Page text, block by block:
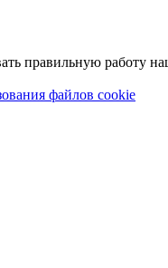
правильную работу
файлов cookie